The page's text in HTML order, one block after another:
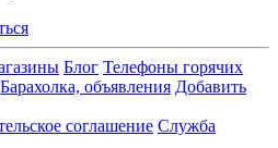
Блог Телефоны горячих
Барахолка, объявления Добавить
соглашение Служба